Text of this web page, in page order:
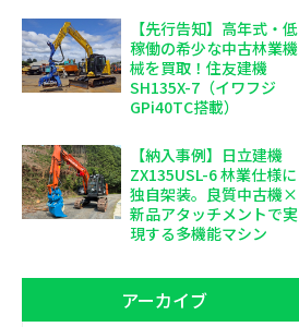
【先行告知】高年式・低
稼働の希少な中古林業機
械を買取！住友建機
SH135X-7（イワフジ
GPi40TC搭載）
【納入事例】日立建機
ZX135USL-6 林業仕様に
独自架装。良質中古機×
新品アタッチメントで実
現する多機能マシン
アーカイブ